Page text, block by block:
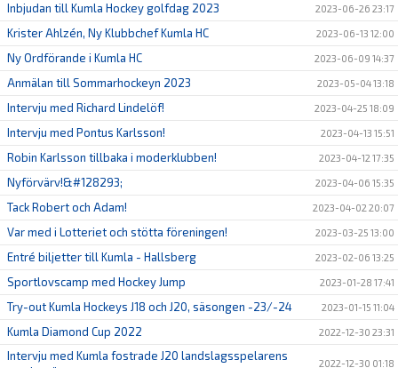
Inbjudan till Kumla Hockey golfdag 2023 2023-06-26 23:17
Krister Ahlzén, Ny Klubbchef Kumla HC 2023-06-13 12:00
Ny Ordförande i Kumla HC 2023-06-09 14:37
Anmälan till Sommarhockeyn 2023 2023-05-04 13:18
Intervju med Richard Lindelöf! 2023-04-25 18:09
Intervju med Pontus Karlsson! 2023-04-13 15:51
Robin Karlsson tillbaka i moderklubben! 2023-04-12 17:35
Nyförvärv!&#128293; 2023-04-06 15:35
Tack Robert och Adam! 2023-04-02 20:07
Var med i Lotteriet och stötta föreningen! 2023-03-25 13:00
Entré biljetter till Kumla - Hallsberg 2023-02-06 13:25
Sportlovscamp med Hockey Jump 2023-01-28 17:41
Try-out Kumla Hockeys J18 och J20, säsongen -23/-24 2023-01-15 11:04
Kumla Diamond Cup 2022 2022-12-30 23:31
Intervju med Kumla fostrade J20 landslagsspelarens
2022-12-30 01:18